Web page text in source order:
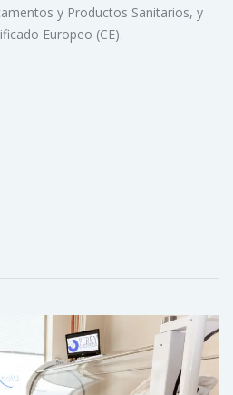
y Productos Sanitarios, y
Europeo (CE).